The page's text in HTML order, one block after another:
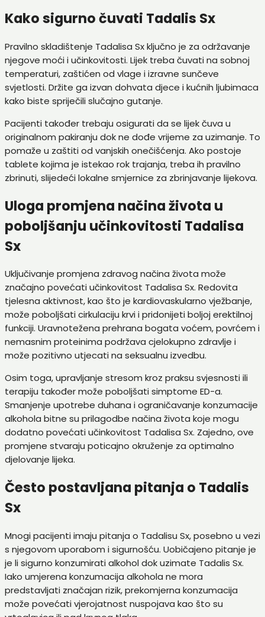
Kako sigurno čuvati Tadalis Sx
Pravilno skladištenje Tadalisa Sx ključno je za održavanje
njegove moći i učinkovitosti. Lijek treba čuvati na sobnoj
temperaturi, zaštićen od vlage i izravne sunčeve
svjetlosti. Držite ga izvan dohvata djece i kućnih ljubimaca
kako biste spriječili slučajno gutanje.
Pacijenti također trebaju osigurati da se lijek čuva u
originalnom pakiranju dok ne dođe vrijeme za uzimanje. To
pomaže u zaštiti od vanjskih onečišćenja. Ako postoje
tablete kojima je istekao rok trajanja, treba ih pravilno
zbrinuti, slijedeći lokalne smjernice za zbrinjavanje lijekova.
Uloga promjena načina života u
poboljšanju učinkovitosti Tadalisa
Sx
Uključivanje promjena zdravog načina života može
značajno povećati učinkovitost Tadalisa Sx. Redovita
tjelesna aktivnost, kao što je kardiovaskularno vježbanje,
može poboljšati cirkulaciju krvi i pridonijeti boljoj erektilnoj
funkciji. Uravnotežena prehrana bogata voćem, povrćem i
nemasnim proteinima podržava cjelokupno zdravlje i
može pozitivno utjecati na seksualnu izvedbu.
Osim toga, upravljanje stresom kroz praksu svjesnosti ili
terapiju također može poboljšati simptome ED-a.
Smanjenje upotrebe duhana i ograničavanje konzumacije
alkohola bitne su prilagodbe načina života koje mogu
dodatno povećati učinkovitost Tadalisa Sx. Zajedno, ove
promjene stvaraju poticajno okruženje za optimalno
djelovanje lijeka.
Često postavljana pitanja o Tadalis
Sx
Mnogi pacijenti imaju pitanja o Tadalisu Sx, posebno u vezi
s njegovom uporabom i sigurnošću. Uobičajeno pitanje je
je li sigurno konzumirati alkohol dok uzimate Tadalis Sx.
Iako umjerena konzumacija alkohola ne mora
predstavljati značajan rizik, prekomjerna konzumacija
može povećati vjerojatnost nuspojava kao što su